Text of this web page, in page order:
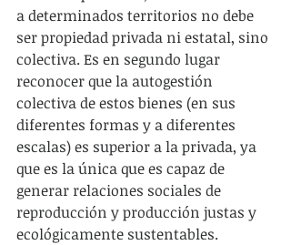
a determinados territorios no debe
ser propiedad privada ni estatal, sino
colectiva. Es en segundo lugar
reconocer que la autogestión
colectiva de estos bienes (en sus
diferentes formas y a diferentes
escalas) es superior a la privada, ya
que es la única que es capaz de
generar relaciones sociales de
reproducción y producción justas y
ecológicamente sustentables.